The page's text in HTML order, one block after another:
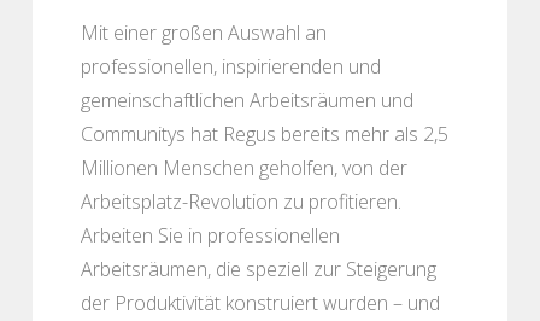
Mit einer großen Auswahl an
professionellen, inspirierenden und
gemeinschaftlichen Arbeitsräumen und
Communitys hat Regus bereits mehr als 2,5
Millionen Menschen geholfen, von der
Arbeitsplatz-Revolution zu profitieren.
Arbeiten Sie in professionellen
Arbeitsräumen, die speziell zur Steigerung
der Produktivität konstruiert wurden – und